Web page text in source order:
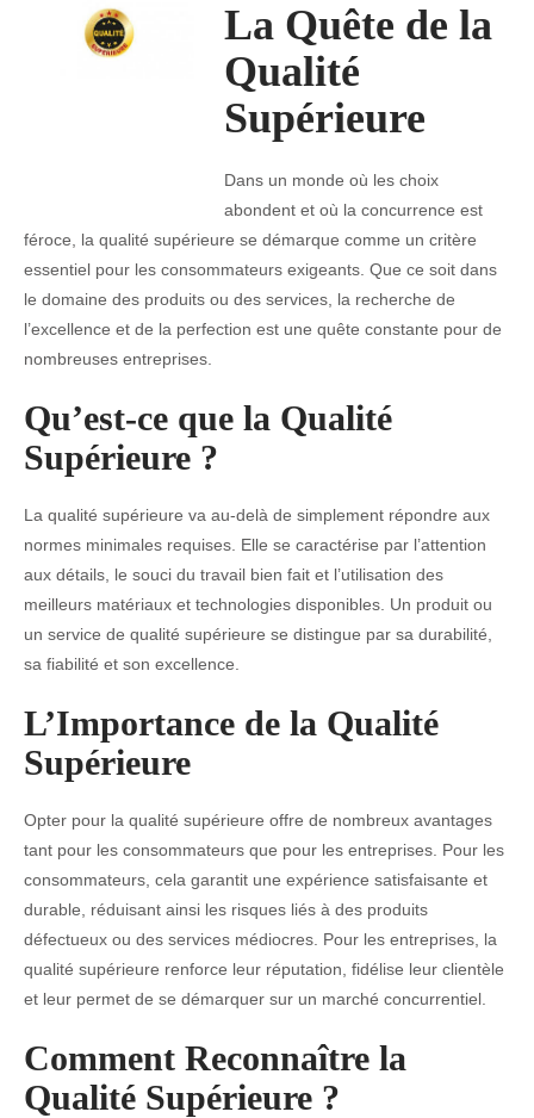
La Quête de la
Qualité
Supérieure
Dans un monde où les choix
abondent et où la concurrence est
féroce, la qualité supérieure se démarque comme un critère
essentiel pour les consommateurs exigeants. Que ce soit dans
le domaine des produits ou des services, la recherche de
l’excellence et de la perfection est une quête constante pour de
nombreuses entreprises.
Qu’est-ce que la Qualité
Supérieure ?
La qualité supérieure va au-delà de simplement répondre aux
normes minimales requises. Elle se caractérise par l’attention
aux détails, le souci du travail bien fait et l’utilisation des
meilleurs matériaux et technologies disponibles. Un produit ou
un service de qualité supérieure se distingue par sa durabilité,
sa fiabilité et son excellence.
L’Importance de la Qualité
Supérieure
Opter pour la qualité supérieure offre de nombreux avantages
tant pour les consommateurs que pour les entreprises. Pour les
consommateurs, cela garantit une expérience satisfaisante et
durable, réduisant ainsi les risques liés à des produits
défectueux ou des services médiocres. Pour les entreprises, la
qualité supérieure renforce leur réputation, fidélise leur clientèle
et leur permet de se démarquer sur un marché concurrentiel.
Comment Reconnaître la
Qualité Supérieure ?